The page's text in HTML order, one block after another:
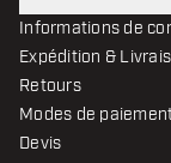
Informations de
Expédition &
Retours
Modes de
Devis